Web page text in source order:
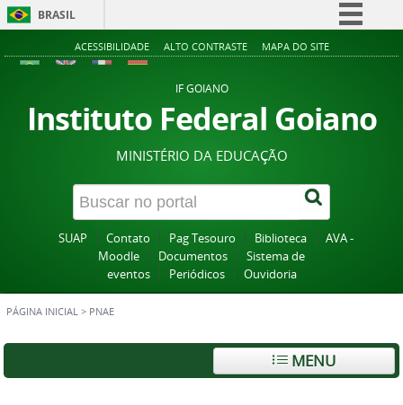
BRASIL
Simplifique!
Acesso à informação
Legislação
Canais
ACESSIBILIDADE ALTO CONTRASTE MAPA DO SITE
IF GOIANO
Instituto Federal Goiano
MINISTÉRIO DA EDUCAÇÃO
SUAP Contato Pag Tesouro Biblioteca
AVA -
Moodle
Documentos
Sistema de
eventos
Periódicos Ouvidoria
PÁGINA INICIAL > PNAE
MENU